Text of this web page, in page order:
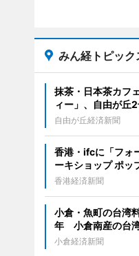
みん経トピック
抹茶・日本茶カフ
ィー」、自由が
自由が丘経済新聞
香港・ifcに「フォ
ーキショップ ポッ
香港経済新聞
小倉・魚町の台湾
年 小倉南産の台
小倉経済新聞